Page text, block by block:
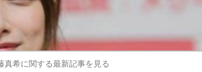
真希に関する最新記事を見る